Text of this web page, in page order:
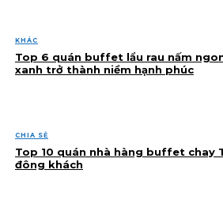
KHÁC
Top 6 quán buffet lẩu rau nấm
xanh trở thành niềm hạnh phúc
CHIA SẺ
Top 10 quán nhà hàng buffet chay
đông khách